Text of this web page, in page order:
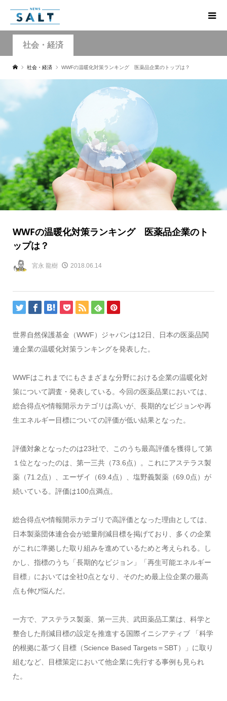
社会・経済
社会・経済 WWFの温暖化対策ランキング 医薬品企業のトップは？
WWFの温暖化対策ランキング 医薬品企業のト
ップは？
宮永 龍樹 2018.06.14
世界自然保護基金（WWF）ジャパンは12日、日本の医薬品関
連企業の温暖化対策ランキングを発表した。
WWFはこれまでにもさまざまな分野における企業の温暖化対
策について調査・発表している。今回の医薬品業においては、
総合得点や情報開示カテゴリは高いが、長期的なビジョンや再
生エネルギー目標についての評価が低い結果となった。
評価対象となったのは23社で、このうち最高評価を獲得して第
１位となったのは、第一三共（73.6点）。これにアステラス製
薬（71.2点）、エーザイ（69.4点）、塩野義製薬（69.0点）が
続いている。評価は100点満点。
総合得点や情報開示カテゴリで高評価となった理由としては、
日本製薬団体連合会が総量削減目標を掲げており、多くの企業
がこれに準拠した取り組みを進めているためと考えられる。し
かし、指標のうち「長期的なビジョン」「再生可能エネルギー
目標」においては全社0点となり、そのため最上位企業の最高
点も伸び悩んだ。
一方で、アステラス製薬、第一三共、武田薬品工業は、科学と
整合した削減目標の設定を推進する国際イニシアティブ 「科学
的根拠に基づく目標（Science Based Targets＝SBT）」に取り
組むなど、目標策定において他企業に先行する事例も見られ
た。